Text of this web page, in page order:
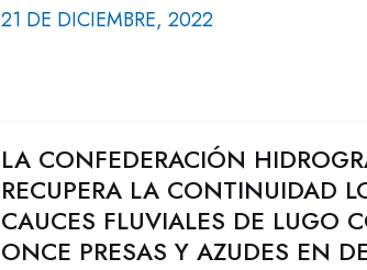
21 DE DICIEMBRE, 2022
LA CONFEDERACIÓN
RECUPERA LA CONTINUIDAD
CAUCES FLUVIALES DE LUGO
ONCE PRESAS Y AZUDES EN